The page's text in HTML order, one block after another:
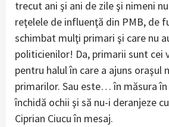
trecut ani şi ani de zile şi nimeni
reţelele de influenţă din PMB, de
schimbat mulţi primari şi care nu
politicienilor! Da, primarii sunt cei
pentru halul în care a ajuns oraşul
primarilor. Sau este… în măsura în
închidă ochii şi să nu-i deranjeze
Ciprian Ciucu în mesaj.